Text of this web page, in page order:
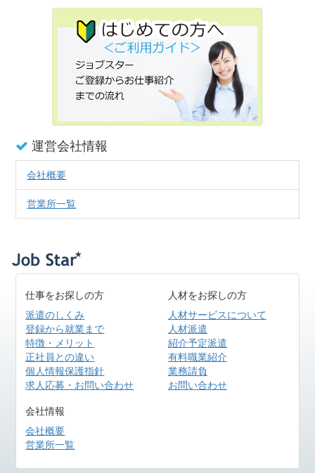
運営会社情報
会社概要
営業所一覧
仕事をお探しの方
派遣のしくみ
登録から就業まで
特徴・メリット
正社員との違い
個人情報保護指針
求人応募・お問い合わせ
人材をお探しの方
人材サービスについて
人材派遣
紹介予定派遣
有料職業紹介
業務請負
お問い合わせ
会社情報
会社概要
営業所一覧